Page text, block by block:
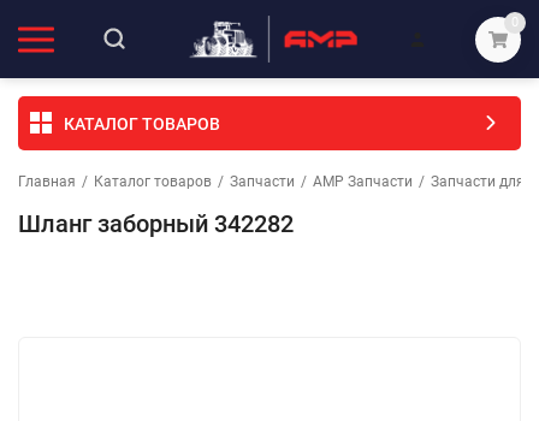
0
КАТАЛОГ ТОВАРОВ
Главная / Каталог товаров / Запчасти / АМР Запчасти / Запчасти для
Шланг заборный 342282